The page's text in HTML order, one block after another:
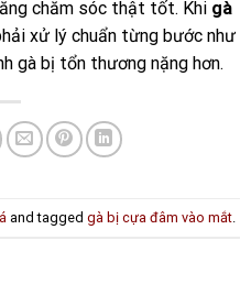
chăm sóc thật tốt. Khi gà
xử lý chuẩn từng bước như
gà bị tổn thương nặng hơn.
and tagged gà bị cựa đâm vào mắt